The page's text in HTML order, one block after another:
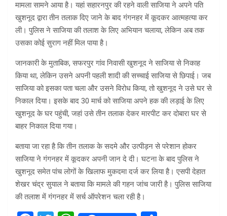
मामला सामने आया है। यहां सहारनपुर की रहने वाली साजिया ने अपने पति
खुशनूद द्वारा तीन तलाक दिए जाने के बाद गंगनहर में कूदकर आत्महत्या कर
ली। पुलिस ने साजिया की तलाश के लिए अभियान चलाया, लेकिन अब तक
उसका कोई सुराग नहीं मिल पाया है।
जानकारी के मुताबिक, सफरपुर गांव निवासी खुशनूद ने साजिया से निकाह
किया था, लेकिन उसने अपनी पहली शादी की सच्चाई साजिया से छिपाई। जब
साजिया को इसका पता चला और उसने विरोध किया, तो खुशनूद ने उसे घर से
निकाल दिया। इसके बाद 30 मार्च को साजिया अपने हक की लड़ाई के लिए
खुशनूद के घर पहुंची, जहां उसे तीन तलाक देकर मारपीट कर दोबारा घर से
बाहर निकाल दिया गया।
बताया जा रहा है कि तीन तलाक के सदमे और उत्पीड़न से परेशान होकर
साजिया ने गंगनहर में कूदकर अपनी जान दे दी। घटना के बाद पुलिस ने
खुशनूद समेत पांच लोगों के खिलाफ मुकदमा दर्ज कर लिया है। एसपी देहात
शेखर चंद्र सुयाल ने बताया कि मामले की गहन जांच जारी है। पुलिस साजिया
की तलाश में गंगनहर में सर्च ऑपरेशन चला रही है।